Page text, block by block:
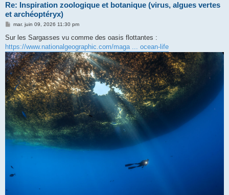
Re: Inspiration zoologique et botanique (virus, algues vertes
et archéoptéryx)
M
s
a
g
e
mar. juin 09, 2026 11:30 pm
Sur les Sargasses vu comme des oasis flottantes :
https://www.nationalgeographic.com/maga ... ocean-life